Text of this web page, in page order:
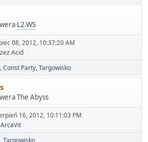
L2.WS
08, 2012, 10:37:20 AM
Acid
Const Party Targowisko
The Abyss
16, 2012, 10:11:03 PM
ArcaVit
Targowisko